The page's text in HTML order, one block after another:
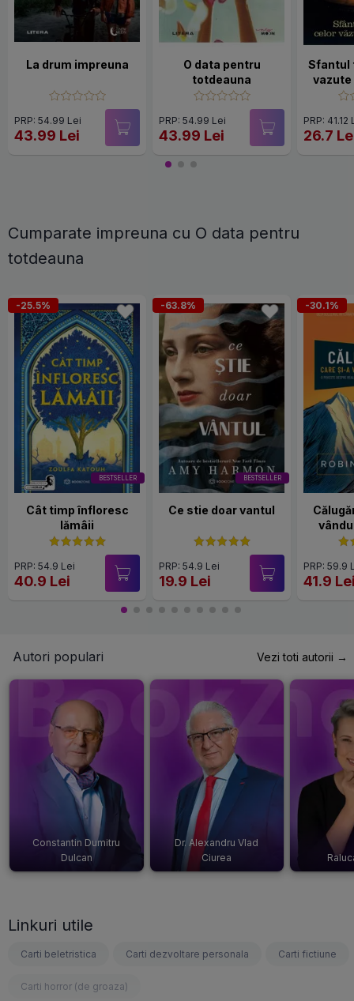
La drum impreuna
PRP: 54.99 Lei
43.99 Lei
O data pentru
totdeauna
PRP: 54.99 Lei
43.99 Lei
Sfantul
PRP: 41.12
26.7
Cumparate impreuna cu O data pentru
totdeauna
BESTSELLER
-25.5%
Cât timp înfloresc
lămâii
PRP: 54.9 Lei
40.9 Lei
BESTSELLER
-63.8%
Ce stie doar vantul
PRP: 54.9 Lei
19.9 Lei
-30.1%
PRP: 59.9
41.9
Autori populari Vezi toti autorii →
Constantin Dumitru
Dulcan
Dr. Alexandru Vlad
Ciurea
Linkuri utile
Carti beletristica Carti dezvoltare personala Carti fictiune
Carti horror (de groaza)